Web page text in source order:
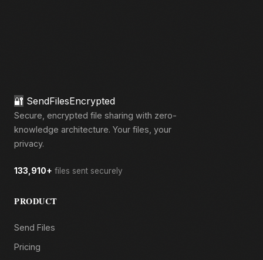
🔐 SendFilesEncrypted
Secure, encrypted file sharing with zero-
knowledge architecture. Your files, your
privacy.
133,910+ files sent securely
PRODUCT
Send Files
Pricing